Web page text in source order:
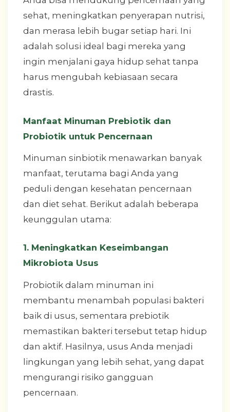
sehat, meningkatkan penyerapan nutrisi,
dan merasa lebih bugar setiap hari. Ini
adalah solusi ideal bagi mereka yang
ingin menjalani gaya hidup sehat tanpa
harus mengubah kebiasaan secara
drastis.
Manfaat Minuman Prebiotik dan
Probiotik untuk Pencernaan
Minuman sinbiotik menawarkan banyak
manfaat, terutama bagi Anda yang
peduli dengan kesehatan pencernaan
dan diet sehat. Berikut adalah beberapa
keunggulan utama:
1. Meningkatkan Keseimbangan
Mikrobiota Usus
Probiotik dalam minuman ini
membantu menambah populasi bakteri
baik di usus, sementara prebiotik
memastikan bakteri tersebut tetap hidup
dan aktif. Hasilnya, usus Anda menjadi
lingkungan yang lebih sehat, yang dapat
mengurangi risiko gangguan
pencernaan.